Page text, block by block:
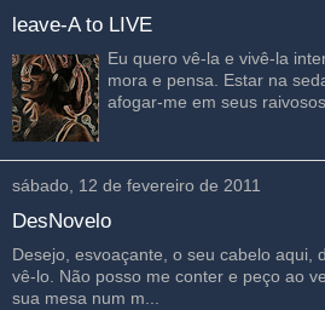
leave-A to LIVE
Eu quero vê-la e vivê-la
mora e pensa. Estar na
afogar-me em seus
sábado, 12 de fevereiro de 2011
DesNovelo
Desejo, esvoaçante, o seu cabelo aqui,
vê-lo. Não posso me conter e peço ao
sua mesa num m...